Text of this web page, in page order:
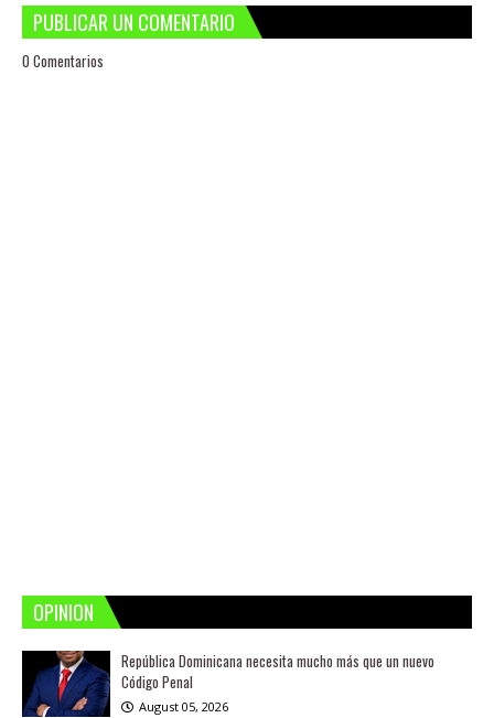
PUBLICAR UN COMENTARIO
0 Comentarios
OPINION
República Dominicana necesita mucho más que un nuevo
Código Penal
August 05, 2026